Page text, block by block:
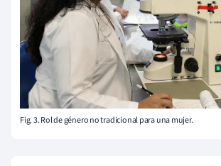
Fig. 3. Rol de género no tradicional para una mujer.